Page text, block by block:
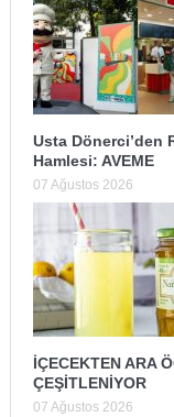
Usta Dönerci’den
Hamlesi: AVEME
07 Ağustos 2026
İÇECEKTEN ARA
ÇEŞİTLENİYOR
07 Ağustos 2026